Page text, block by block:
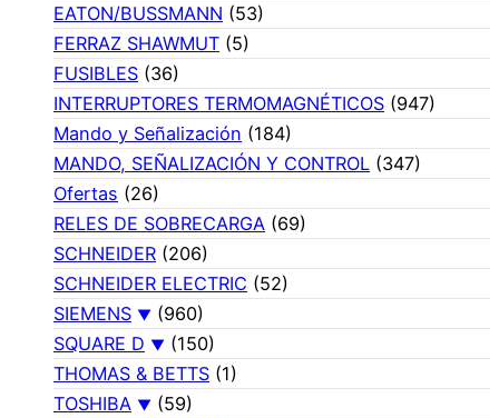
EATON/BUSSMANN (53)
FERRAZ SHAWMUT (5)
FUSIBLES (36)
INTERRUPTORES TERMOMAGNÉTICOS (947)
Mando y Señalización (184)
MANDO, SEÑALIZACIÓN Y CONTROL (347)
Ofertas (26)
RELES DE SOBRECARGA (69)
SCHNEIDER (206)
SCHNEIDER ELECTRIC (52)
SIEMENS
(960)
SQUARE D
(150)
THOMAS & BETTS (1)
TOSHIBA
(59)